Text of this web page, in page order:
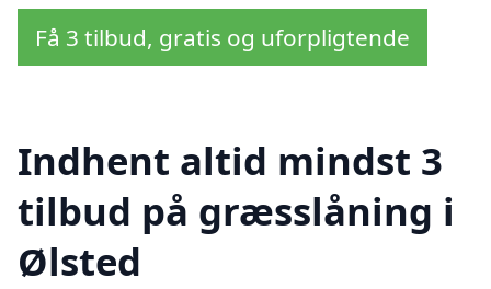
Få 3 tilbud, gratis og uforpligtende
Indhent altid mindst 3
tilbud på græsslåning i
Ølsted